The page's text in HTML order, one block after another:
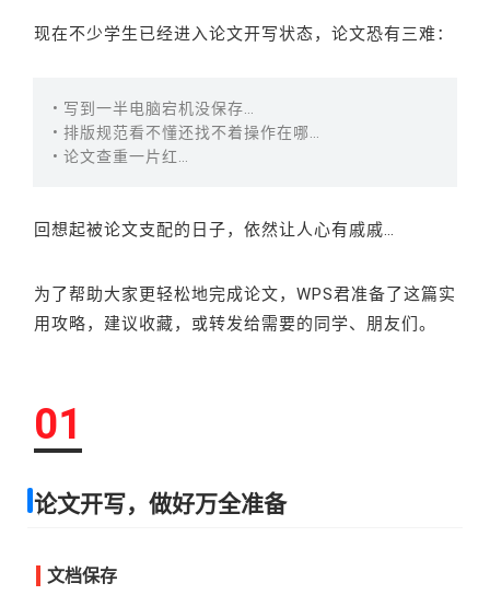
现在不少学生已经进入论文开写状态，论文恐有三难：
• 写到一半电脑宕机没保存…
• 排版规范看不懂还找不着操作在哪…
• 论文查重一片红…
回想起被论文支配的日子，依然让人心有戚戚…
为了帮助大家更轻松地完成论文，WPS君准备了这篇实
用攻略， 建议收藏，或转发给需要的同学、朋友们。
01
论文开写，做好万全准备
文档保存